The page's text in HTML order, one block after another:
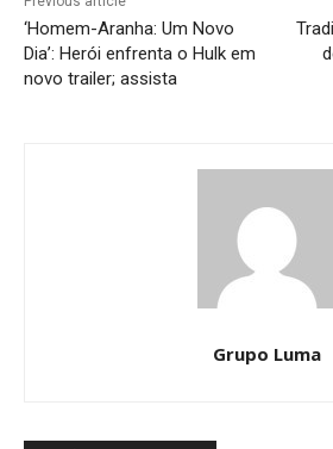
‘Homem-Aranha: Um Novo
Dia’: Herói enfrenta o Hulk em
novo trailer; assista
Grupo Luma